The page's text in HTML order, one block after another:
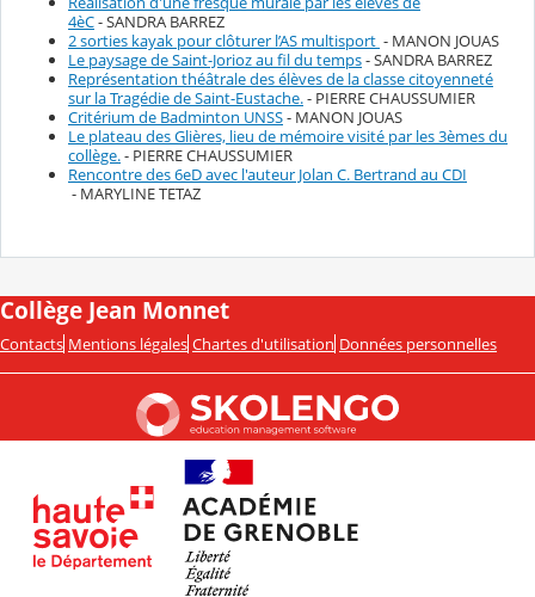
4èC- SANDRA BARREZ
2 sorties kayak pour clôturer l’AS multisport - MANON JOUAS
Le paysage de Saint-Jorioz au fil du temps- SANDRA BARREZ
Représentation théâtrale des élèves de la classe citoyenneté
sur la Tragédie de Saint-Eustache.- PIERRE CHAUSSUMIER
Critérium de Badminton UNSS- MANON JOUAS
Le plateau des Glières, lieu de mémoire visité par les 3èmes du
collège.- PIERRE CHAUSSUMIER
Rencontre des 6eD avec l'auteur Jolan C. Bertrand au CDI
- MARYLINE TETAZ
Collège Jean Monnet
Contacts Mentions légales Chartes d'utilisation Données personnelles